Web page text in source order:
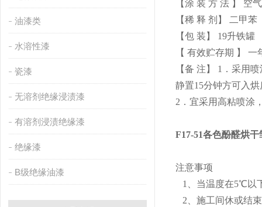
油漆类
水溶性漆
瓷漆
无溶剂绝缘浸渍漆
有溶剂浸渍绝缘漆
绝缘漆
B级绝缘油漆
【涂 装 方 法 】 空
【稀 释 剂】 二甲苯
【包 装】 19升铁罐
【 有效贮存期 】
【备 注】 1．采用
静置15分钟方可入烘
2．宜采用高粘喷涂
F17-51各色酚醛烘干
注意事项
1、当温度在5℃以
2、施工间休或结